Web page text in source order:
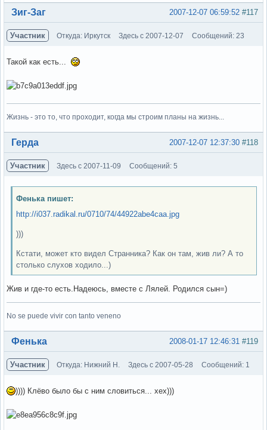
Вне форума #117
2007-12-07 06:59:52
Зиг-Заг
Участник Откуда: Иркутск Здесь с 2007-12-07 Сообщений: 23
Такой как есть...
Жизнь - это то, что проходит, когда мы строим планы на жизнь...
Вне форума #118
2007-12-07 12:37:30
Герда
Участник Здесь с 2007-11-09 Сообщений: 5
Фенька пишет:
http://i037.radikal.ru/0710/74/44922abe4caa.jpg
)))
Кстати, может кто видел Странника? Как он там, жив ли? А то
столько слухов ходило...)
Жив и где-то есть.Надеюсь, вместе с Лялей. Родился сын=)
No se puede vivir con tanto veneno
Вне форума #119
2008-01-17 12:46:31
Фенька
Участник Откуда: Нижний Н. Здесь с 2007-05-28 Сообщений: 1
)))) Клёво было бы с ним словиться... хех)))